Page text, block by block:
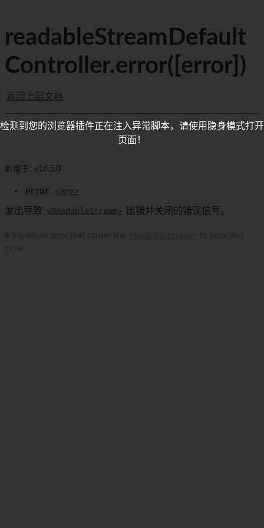
readableStreamDefault
Controller.error([error])
返回上层文档
新增于: v16.5.0
error <any>
发出导致 <ReadableStream> 出错并关闭的错误信号。
检测到您的浏览器插件正在注入异常脚本，请使用隐身模式打开
页面！